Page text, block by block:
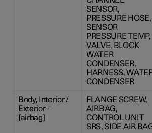
SENSOR,
PRESSURE HOSE,
SENSOR
PRESSURE TEMP,
VALVE, BLOCK
WATER
CONDENSER,
HARNESS,
CONDENSER
Body, Interior /
Exterior -
[airbag]
FLANGE SCREW,
AIRBAG,
CONTROL UNIT
SRS, SIDE AIR